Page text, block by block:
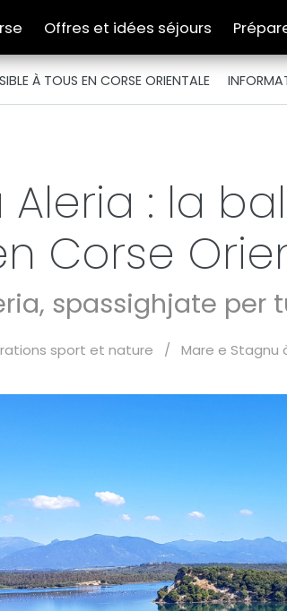
Offres et idées séjours
À TOUS EN CORSE ORIENTALE
: la
Corse
spassighjate per
sport et nature / Mare e Stagnu